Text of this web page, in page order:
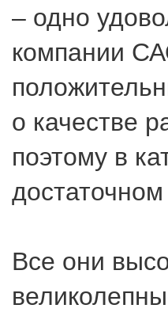
– одно
компании
о качестве
поэтому в
Все они